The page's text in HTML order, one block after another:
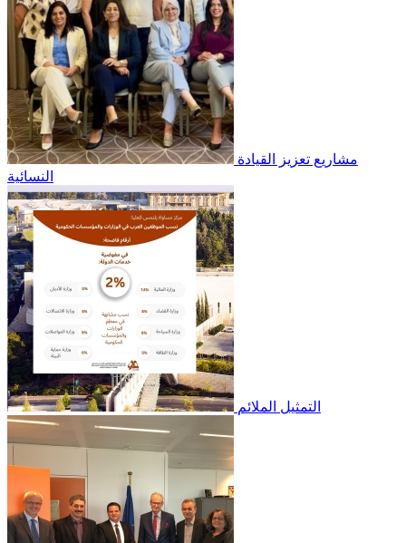
النسائية
التمثيل الملائم